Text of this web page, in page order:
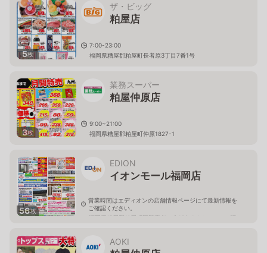
5枚
ザ・ビッグ
粕屋店
7:00-23:00
福岡県糟屋郡粕屋町長者原3丁目7番1号
3枚
業務スーパー
粕屋仲原店
9:00~21:00
福岡県糟屋郡粕屋町仲原1827-1
56枚
EDION
イオンモール福岡店
営業時間はエディオンの店舗情報ページにて最新情報を
ご確認ください。
福岡県糟屋郡粕屋町酒殿字老ノ木192-1イオンモール福
AOKI